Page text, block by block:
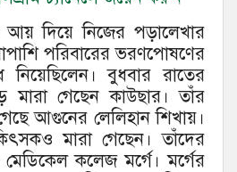
আয় দিয়ে নিজের পড়ালেখার
পরিবারের ভরণপোষণের
বুধবার রাতের
গেছেন কাউছার। তাঁর
আগুনের লেলিহান শিখায়।
মারা গেছেন। তাঁদের
কলেজ মর্গে। মর্গের